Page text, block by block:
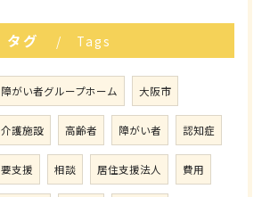
タグ Tags
障がい者グループホーム 大阪市
介護施設 高齢者 障がい者 認知症
要支援 相談 居住支援法人 費用